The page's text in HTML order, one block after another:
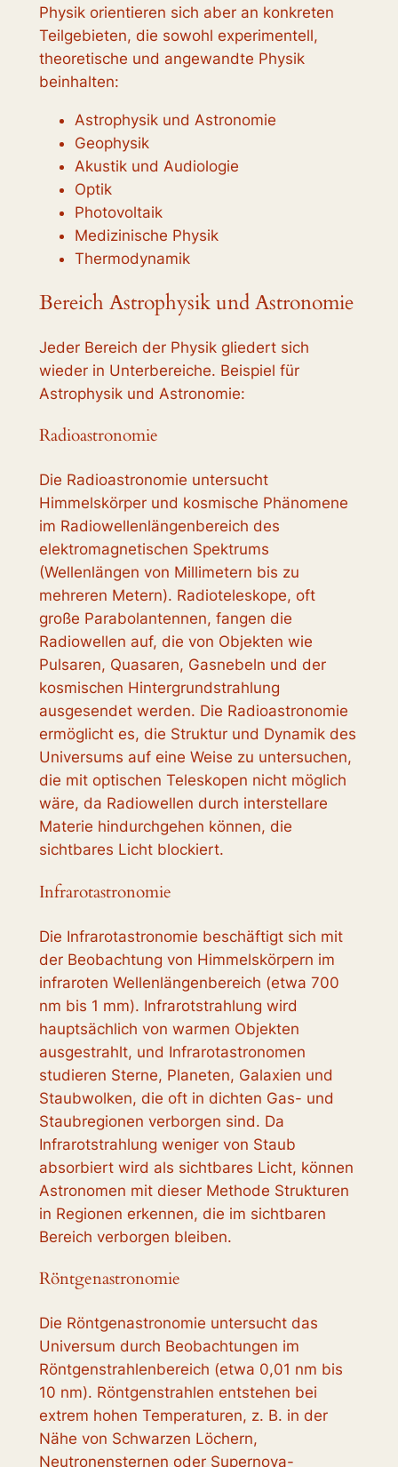
Physik orientieren sich aber an konkreten
Teilgebieten, die sowohl experimentell,
theoretische und angewandte Physik
beinhalten:
Astrophysik und Astronomie
Geophysik
Akustik und Audiologie
Optik
Photovoltaik
Medizinische Physik
Thermodynamik
Bereich Astrophysik und Astronomie
Jeder Bereich der Physik gliedert sich
wieder in Unterbereiche. Beispiel für
Astrophysik und Astronomie:
Radioastronomie
Die Radioastronomie untersucht
Himmelskörper und kosmische Phänomene
im Radiowellenlängenbereich des
elektromagnetischen Spektrums
(Wellenlängen von Millimetern bis zu
mehreren Metern). Radioteleskope, oft
große Parabolantennen, fangen die
Radiowellen auf, die von Objekten wie
Pulsaren, Quasaren, Gasnebeln und der
kosmischen Hintergrundstrahlung
ausgesendet werden. Die Radioastronomie
ermöglicht es, die Struktur und Dynamik des
Universums auf eine Weise zu untersuchen,
die mit optischen Teleskopen nicht möglich
wäre, da Radiowellen durch interstellare
Materie hindurchgehen können, die
sichtbares Licht blockiert.
Infrarotastronomie
Die Infrarotastronomie beschäftigt sich mit
der Beobachtung von Himmelskörpern im
infraroten Wellenlängenbereich (etwa 700
nm bis 1 mm). Infrarotstrahlung wird
hauptsächlich von warmen Objekten
ausgestrahlt, und Infrarotastronomen
studieren Sterne, Planeten, Galaxien und
Staubwolken, die oft in dichten Gas- und
Staubregionen verborgen sind. Da
Infrarotstrahlung weniger von Staub
absorbiert wird als sichtbares Licht, können
Astronomen mit dieser Methode Strukturen
in Regionen erkennen, die im sichtbaren
Bereich verborgen bleiben.
Röntgenastronomie
Die Röntgenastronomie untersucht das
Universum durch Beobachtungen im
Röntgenstrahlenbereich (etwa 0,01 nm bis
10 nm). Röntgenstrahlen entstehen bei
extrem hohen Temperaturen, z. B. in der
Nähe von Schwarzen Löchern,
Neutronensternen oder Supernova-